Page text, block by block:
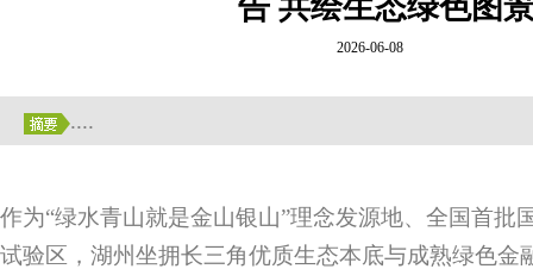
告 共绘生态绿色图
2026-06-08
....
作为“绿水青山就是金山银山”理念发源地、全国首批
试验区，湖州坐拥长三角优质生态本底与成熟绿色金